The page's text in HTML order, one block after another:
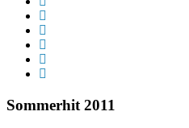
Sommerhit 2011